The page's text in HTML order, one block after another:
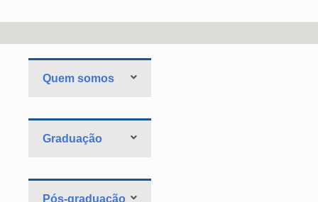
Quem somos
Graduação
Pós-graduação